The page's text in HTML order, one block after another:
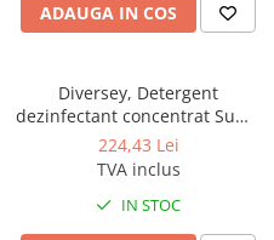
ADAUGA IN COS
Diversey, Detergent
dezinfectant concentrat Suma
Bac D10, 5L
224,43 Lei
TVA inclus
IN STOC